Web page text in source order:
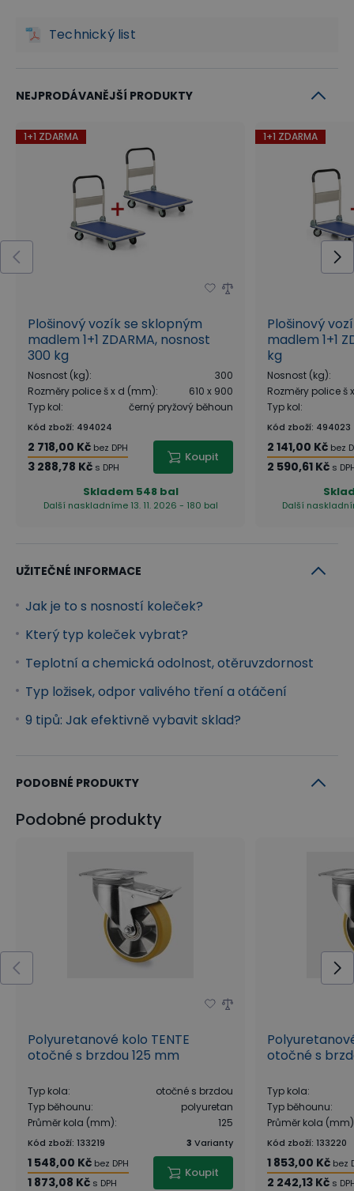
Technický list
NEJPRODÁVANĚJŠÍ PRODUKTY
1+1 ZDARMA
Plošinový vozík se sklopným
madlem 1+1 ZDARMA, nosnost
300 kg
Nosnost (kg):
300
Rozměry police š x d (mm):
610 x 900
Typ kol: černý pryžový běhoun
Kód zboží: 494024
2 718,00 Kč bez DPH
3 288,78 Kč s DPH
Koupit
Skladem 548 bal
Další naskladníme 13. 11. 2026 - 180 bal
1+1 ZDARMA
Plošinový
madlem 1+1
kg
Nosnost (kg):
Rozměry police š
Typ kol:
Kód zboží: 494023
2 141,00 Kč bez
2 590,61 Kč s
Další
UŽITEČNÉ INFORMACE
Jak je to s nosností koleček?
Který typ koleček vybrat?
Teplotní a chemická odolnost, otěruvzdornost
Typ ložisek, odpor valivého tření a otáčení
9 tipů: Jak efektivně vybavit sklad?
PODOBNÉ PRODUKTY
Podobné produkty
Polyuretanové kolo TENTE
otočné s brzdou 125 mm
Typ kola:
otočné s brzdou
Typ běhounu:
polyuretan
Průměr kola (mm): 125
Kód zboží: 133219 3 Varianty
1 548,00 Kč bez DPH
1 873,08 Kč s DPH
Koupit
otočné s
Typ kola:
Typ běhounu:
Průměr kola (mm)
Kód zboží: 133220
1 853,00 Kč bez
2 242,13 Kč s